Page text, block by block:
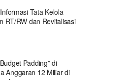
Tata Kelola
RT/RW dan Revitalisasi
Padding” di
Anggaran 12 Miliar di